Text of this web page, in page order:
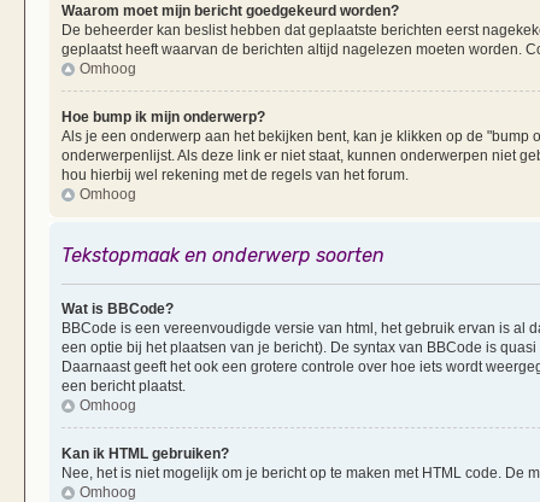
Waarom moet mijn bericht goedgekeurd worden?
De beheerder kan beslist hebben dat geplaatste berichten eerst
geplaatst heeft waarvan de berichten altijd nagelezen moeten worden.
Omhoog
Hoe bump ik mijn onderwerp?
Als je een onderwerp aan het bekijken bent, kan je klikken op de
onderwerpenlijst. Als deze link er niet staat, kunnen onderwerpen niet
hou hierbij wel rekening met de regels van het forum.
Omhoog
Tekstopmaak en onderwerp soorten
Wat is BBCode?
BBCode is een vereenvoudigde versie van html, het gebruik ervan is al
een optie bij het plaatsen van je bericht). De syntax van BBCode is
Daarnaast geeft het ook een grotere controle over hoe iets wordt
een bericht plaatst.
Omhoog
Kan ik HTML gebruiken?
Nee, het is niet mogelijk om je bericht op te maken met HTML code.
Omhoog